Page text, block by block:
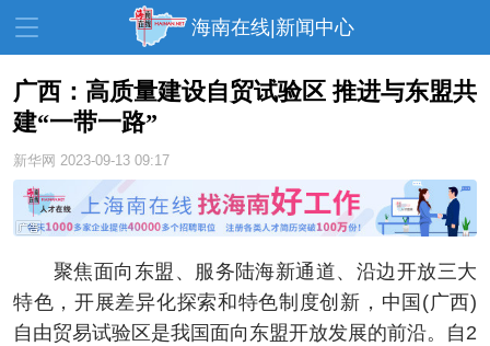
海南在线|新闻中心
资讯中心 热点
文体 消费
教育 健康 房产
家装 交通 美食
生活 演出 活动
广西：高质量建设自贸试验区 推进与东盟共
建“一带一路”
新华网 2023-09-13 09:17
聚焦面向东盟、服务陆海新通道、沿边开放三大
特色，开展差异化探索和特色制度创新，中国(广西)
自由贸易试验区是我国面向东盟开放发展的前沿。自2